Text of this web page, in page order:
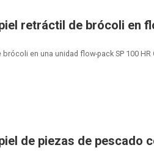
retráctil de brócoli en
en una unidad flow-pack SP 100 HR
de piezas de pescado